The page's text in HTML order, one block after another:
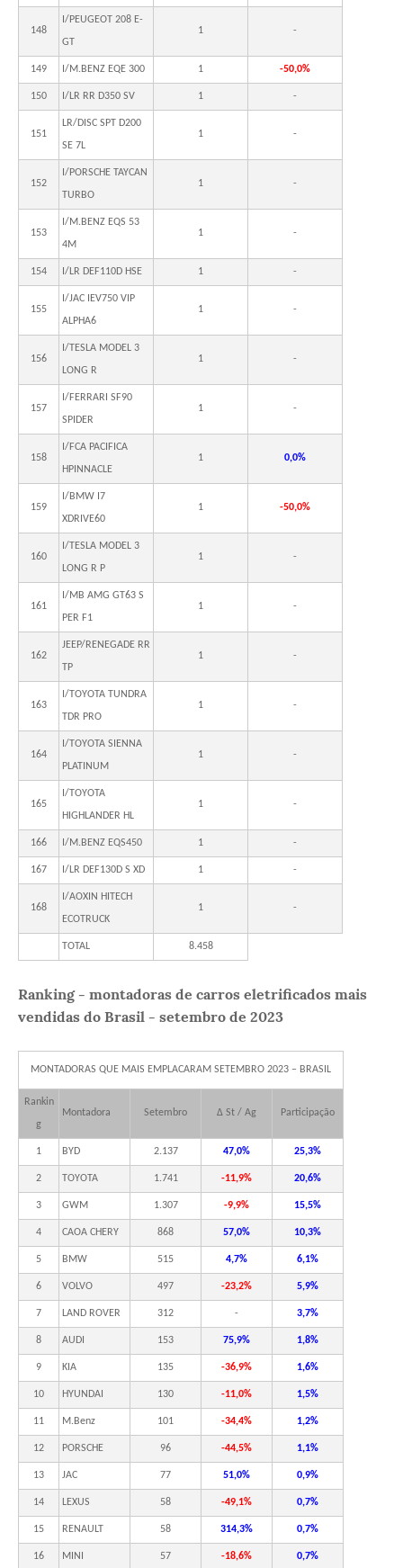
148
I/PEUGEOT 208 E-
GT
1 -
149 I/M.BENZ EQE 300 1 -50,0%
150 I/LR RR D350 SV 1 -
151
LR/DISC SPT D200
SE 7L
1 -
152
I/PORSCHE TAYCAN
TURBO
1 -
153
I/M.BENZ EQS 53
4M
1 -
154 I/LR DEF110D HSE 1 -
155
I/JAC IEV750 VIP
ALPHA6
1 -
156
I/TESLA MODEL 3
LONG R
1 -
157
I/FERRARI SF90
SPIDER
1 -
158
I/FCA PACIFICA
HPINNACLE
1 0,0%
159
I/BMW I7
XDRIVE60
1 -50,0%
160
I/TESLA MODEL 3
LONG R P
1 -
161
I/MB AMG GT63 S
PER F1
1 -
162
JEEP/RENEGADE RR
TP
1 -
163
I/TOYOTA TUNDRA
TDR PRO
1 -
164
I/TOYOTA SIENNA
PLATINUM
1 -
165
I/TOYOTA
HIGHLANDER HL
1 -
166 I/M.BENZ EQS450 1 -
167 I/LR DEF130D S XD 1 -
168
I/AOXIN HITECH
ECOTRUCK
1 -
TOTAL 8.458
Ranking - montadoras de carros eletrificados mais
vendidas do Brasil - setembro de 2023
MONTADORAS QUE MAIS EMPLACARAM SETEMBRO 2023 – BRASIL
Rankin
g
Montadora Setembro Δ St / Ag Participação
1 BYD 2.137 47,0% 25,3%
2 TOYOTA 1.741 -11,9% 20,6%
3 GWM 1.307 -9,9% 15,5%
4 CAOA CHERY 868 57,0% 10,3%
5 BMW 515 4,7% 6,1%
6 VOLVO 497 -23,2% 5,9%
7 LAND ROVER 312 - 3,7%
8 AUDI 153 75,9% 1,8%
9 KIA 135 -36,9% 1,6%
10 HYUNDAI 130 -11,0% 1,5%
11 M.Benz 101 -34,4% 1,2%
12 PORSCHE 96 -44,5% 1,1%
13 JAC 77 51,0% 0,9%
14 LEXUS 58 -49,1% 0,7%
15 RENAULT 58 314,3% 0,7%
16 MINI 57 -18,6% 0,7%